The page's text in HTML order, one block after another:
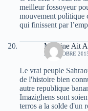
meilleur fossoyeur
mouvement politique
qui finissent par
Massine Ait
29 OCTOBRE
Le vrai peuple
de l'histoire bien
autre republique
Imazighens sont
terros a la solde d'un